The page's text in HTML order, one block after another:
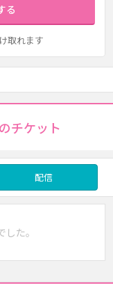
る
取れます
チケット
配信
た。